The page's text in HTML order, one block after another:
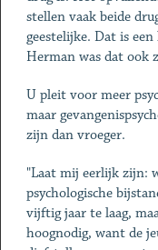
stellen vaak beide
geestelijke. Dat is
Herman was dat ook
U pleit voor meer
maar
zijn dan vroeger.
"Laat mij eerlijk zijn:
psychologische
vijftig jaar te laag,
hoognodig, want de